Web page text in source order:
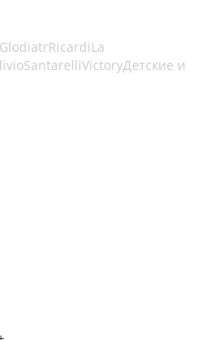
GlodiatrRicardiLa
SantarelliVictoryДетские и